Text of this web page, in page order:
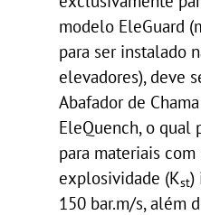
modelo EleGuard
para ser instalado
elevadores), deve
Abafador de
EleQuench, o qual
para materiais
explosividade (Kst)
150 bar.m/s, além